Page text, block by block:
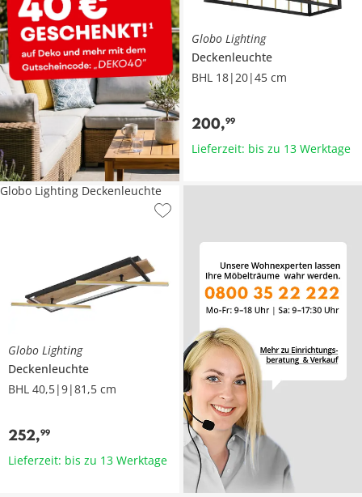
Globo Lighting
Deckenleuchte
BHL 18|20|45 cm
200,99
Lieferzeit: bis zu 13 Werktage
Globo Lighting
Deckenleuchte
BHL 40,5|9|81,5 cm
252,99
Globo Lighting Deckenleuchte
Lieferzeit: bis zu 13 Werktage